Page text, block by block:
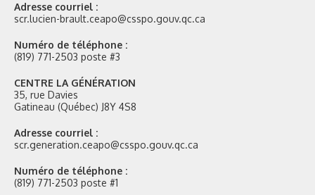
Adresse courriel :
scr.lucien-brault.ceapo@csspo.gouv.qc.ca
Numéro de téléphone :
(819) 771-2503 poste #3
CENTRE LA GÉNÉRATION
35, rue Davies
Gatineau (Québec) J8Y 4S8
Adresse courriel :
scr.generation.ceapo@csspo.gouv.qc.ca
Numéro de téléphone :
(819) 771-2503 poste #1